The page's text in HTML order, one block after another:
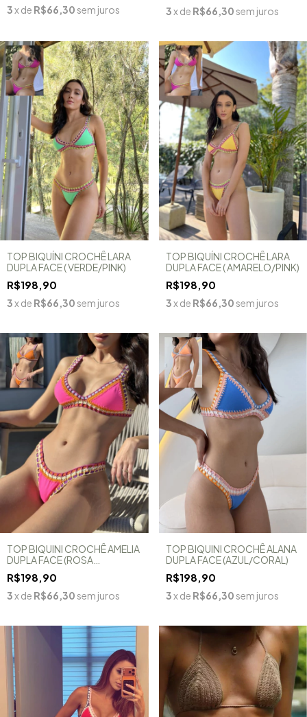
3x de R$66,30 sem juros 3x de R$66,30 sem juros
TOP BIQUÍNI CROCHÊ LARA
DUPLA FACE ( VERDE/PINK)
R$198,90
3x de R$66,30 sem juros
TOP BIQUÍNI CROCHÊ LARA
DUPLA FACE ( AMARELO/PINK)
R$198,90
3x de R$66,30 sem juros
TOP BIQUINI CROCHÊ AMELIA
DUPLA FACE (ROSA
NEON/LARANJA)
R$198,90
3x de R$66,30 sem juros
TOP BIQUINI CROCHÊ ALANA
DUPLA FACE (AZUL/CORAL)
R$198,90
3x de R$66,30 sem juros